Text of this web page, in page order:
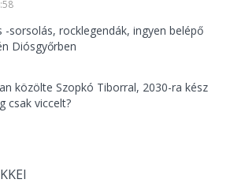
sorsolás, rocklegendák, ingyen belépő
Diósgyőrben
közölte Szopkó Tiborral, 2030-ra kész
csak viccelt?